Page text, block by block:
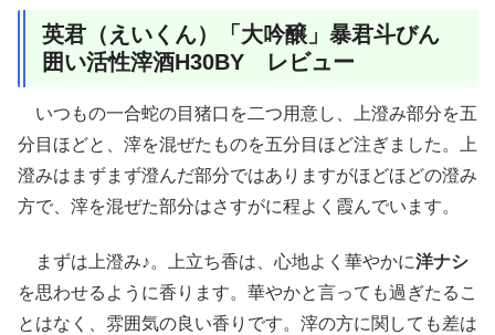
英君（えいくん）「大吟醸」暴君斗びん
囲い活性滓酒H30BY レビュー
いつもの一合蛇の目猪口を二つ用意し、上澄み部分を五
分目ほどと、滓を混ぜたものを五分目ほど注ぎました。上
澄みはまずまず澄んだ部分ではありますがほどほどの澄み
方で、滓を混ぜた部分はさすがに程よく霞んでいます。
まずは上澄み♪。上立ち香は、心地よく華やかに洋ナシ
を思わせるように香ります。華やかと言っても過ぎたるこ
とはなく、雰囲気の良い香りです。滓の方に関しても差は